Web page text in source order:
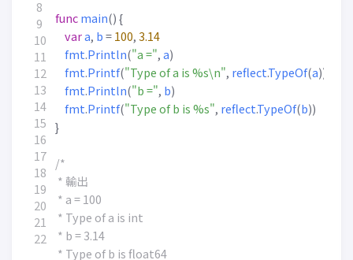
14
17
funcmain() {
vara, b =100, 3.14
fmt.Println("a =", a)
fmt.Printf("Type of a is %s\n", reflect.TypeOf(a))
fmt.Println("b =", b)
fmt.Printf("Type of b is %s", reflect.TypeOf(b))
}